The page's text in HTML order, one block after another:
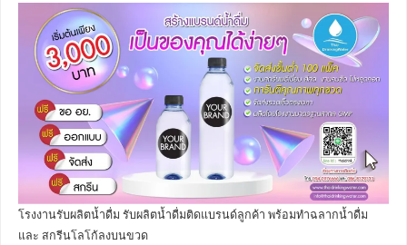
โรงงานรับผลิตน้ำดื่ม รับผลิตน้ำดื่มติดแบรนด์ลูกค้า พร้อมทำฉลากน้ำดื่ม
และ สกรีนโลโก้ลงบนขวด